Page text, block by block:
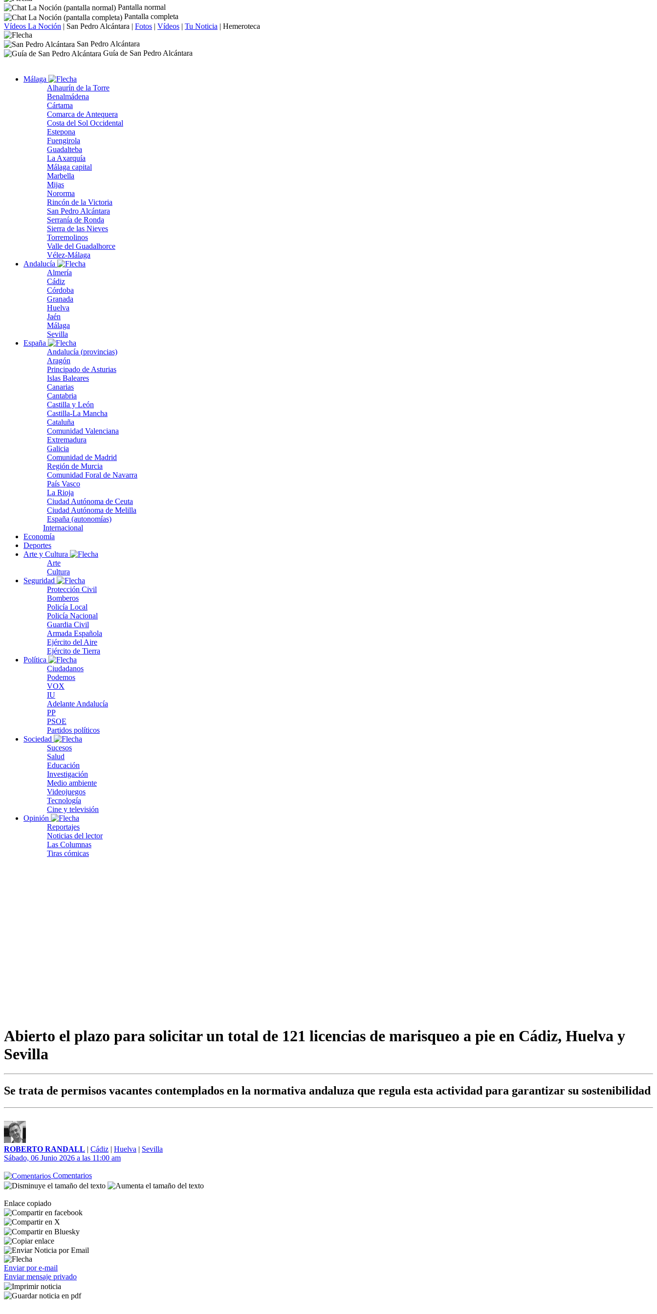
Pantalla normal
Pantalla completa
Vídeos La Noción | San Pedro Alcántara | Fotos | Vídeos | Tu Noticia | Hemeroteca
San Pedro Alcántara
Guía de San Pedro Alcántara
Málaga
Alhaurín de la Torre
Benalmádena
Cártama
Comarca de Antequera
Costa del Sol Occidental
Estepona
Fuengirola
Guadalteba
La Axarquía
Málaga capital
Marbella
Mijas
Nororma
Rincón de la Victoria
San Pedro Alcántara
Serranía de Ronda
Sierra de las Nieves
Torremolinos
Valle del Guadalhorce
Vélez-Málaga
Andalucía
Almería
Cádiz
Córdoba
Granada
Huelva
Jaén
Málaga
Sevilla
España
Andalucía (provincias)
Aragón
Principado de Asturias
Islas Baleares
Canarias
Cantabria
Castilla y León
Castilla-La Mancha
Cataluña
Comunidad Valenciana
Extremadura
Galicia
Comunidad de Madrid
Región de Murcia
Comunidad Foral de Navarra
País Vasco
La Rioja
Ciudad Autónoma de Ceuta
Ciudad Autónoma de Melilla
España (autonomías)
Internacional
Economía
Deportes
Arte y Cultura
Arte
Cultura
Seguridad
Protección Civil
Bomberos
Policía Local
Policía Nacional
Guardia Civil
Armada Española
Ejército del Aire
Ejército de Tierra
Política
Ciudadanos
Podemos
VOX
IU
Adelante Andalucía
PP
PSOE
Partidos políticos
Sociedad
Sucesos
Salud
Educación
Investigación
Medio ambiente
Videojuegos
Tecnología
Cine y televisión
Opinión
Reportajes
Noticias del lector
Las Columnas
Tiras cómicas
Abierto el plazo para solicitar un total de 121 licencias de marisqueo a pie en Cádiz, Huelva y
Sevilla
Se trata de permisos vacantes contemplados en la normativa andaluza que regula esta actividad para garantizar su sostenibilidad
ROBERTO RANDALL | Cádiz | Huelva | Sevilla
Sábado, 06 Junio 2026 a las 11:00 am
Comentarios
Enlace copiado
Enviar por e-mail
Enviar mensaje privado